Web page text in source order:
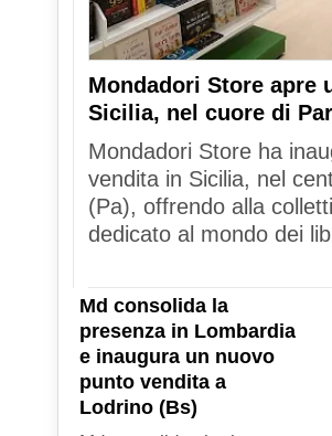
Mondadori Store apre
Sicilia, nel cuore di
Mondadori Store ha
vendita in Sicilia, nel
(Pa), offrendo alla
dedicato al mondo dei
Md consolida la
presenza in Lombardia
e inaugura un nuovo
punto vendita a
Lodrino (Bs)